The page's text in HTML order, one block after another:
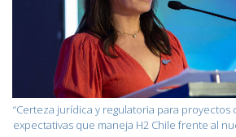
“Certeza jurídica y regulatoria para proyectos
expectativas que maneja H2 Chile frente al